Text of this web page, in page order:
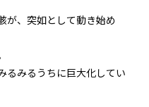
フォント
背景色
が、突如として動き始め
るみるうちに巨大化してい